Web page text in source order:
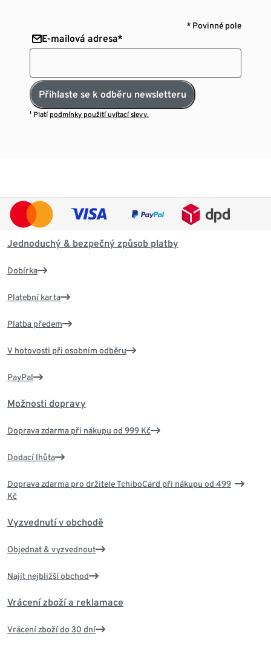
* Povinné pole
E-mailová adresa*
Přihlaste se k odběru newsletteru
¹ Platí podmínky použití uvítací slevy.
Jednoduchý & bezpečný způsob platby
Dobírka
Platební karta
Platba předem
V hotovosti při osobním odběru
PayPal
Možnosti dopravy
Doprava zdarma při nákupu od 999 Kč
Dodací lhůta
Doprava zdarma pro držitele TchiboCard při nákupu od 499
Kč
Vyzvednutí v obchodě
Objednat & vyzvednout
Najít nejbližší obchod
Vrácení zboží a reklamace
Vrácení zboží do 30 dní